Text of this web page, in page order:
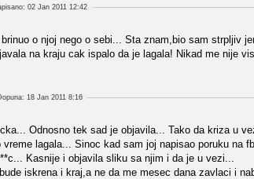
02 Jan 2011 12:42
o njoj nego o sebi... Sta znam,bio sam strpljiv
na kraju cak ispalo da je lagala! Nikad me nije
18 Jan 2011 8:16
Odnosno tek sad je objavila... Tako da kriza u
lagala... Sinoc kad sam joj napisao poruku na
Kasnije i objavila sliku sa njim i da je u vezi...
iskrena i kraj,a ne da me mesec dana zavlaci i